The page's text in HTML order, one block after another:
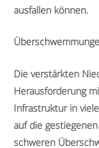
ausfallen können.
Die verstärkten
Herausforderung
Infrastruktur in
auf die
schweren